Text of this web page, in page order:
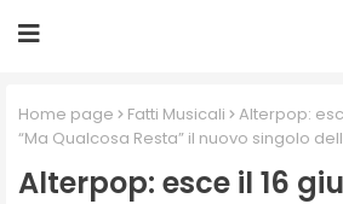
Home page Fatti Musicali
Alterpop:
“Ma Qualcosa Resta” il nuovo singolo
Alterpop: esce il 16